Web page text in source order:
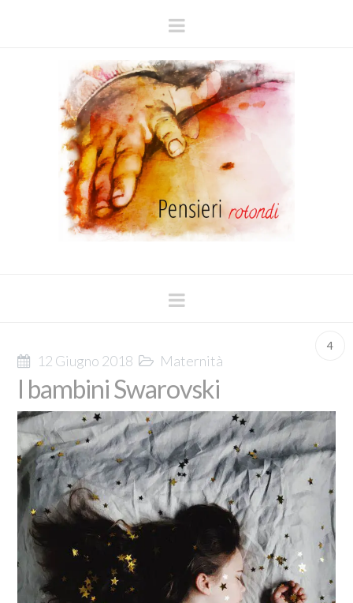
Navigation
Navigation
4
12 Giugno 2018 Maternità
I bambini Swarovski